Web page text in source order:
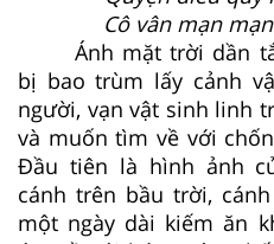
Cô vân mạn
Ánh mặt trời dần
bị bao trùm lấy cảnh
người, vạn vật sinh linh
và muốn tìm về với
Đầu tiên là hình ảnh
cánh trên bầu trời,
một ngày dài kiếm ăn